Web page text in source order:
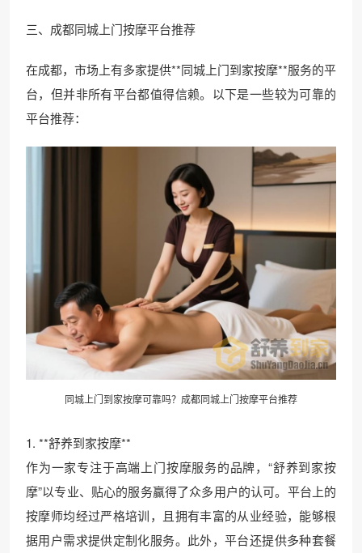
三、成都同城上门按摩平台推荐
在成都，市场上有多家提供**同城上门到家按摩**服务的平
台，但并非所有平台都值得信赖。以下是一些较为可靠的
平台推荐：
同城上门到家按摩可靠吗？成都同城上门按摩平台推荐
1. **舒养到家按摩**
作为一家专注于高端上门按摩服务的品牌，“舒养到家按
摩”以专业、贴心的服务赢得了众多用户的认可。平台上的
按摩师均经过严格培训，且拥有丰富的从业经验，能够根
据用户需求提供定制化服务。此外，平台还提供多种套餐